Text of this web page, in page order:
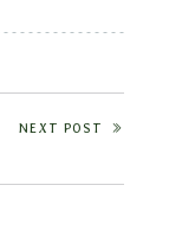
NEXT POST